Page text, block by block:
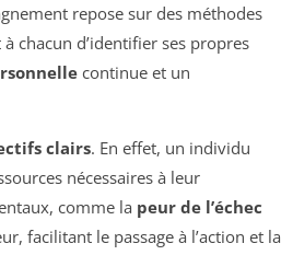
repose sur des méthodes
chacun d’identifier ses propres
continue et un
clairs. En effet, un individu
nécessaires à leur
comme la peur de l’échec
facilitant le passage à l’action et la